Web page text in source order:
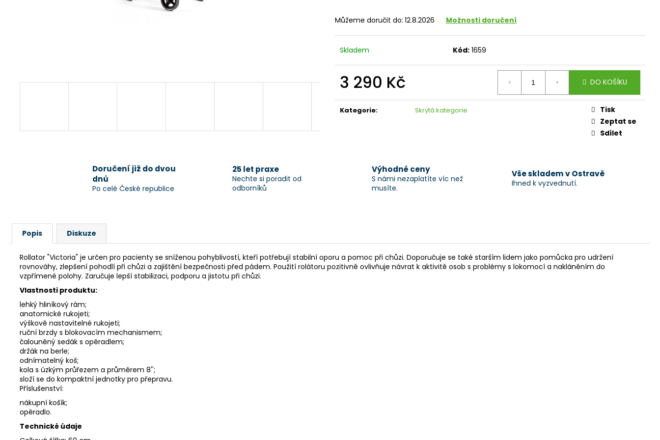
Můžeme doručit do: 12.8.2026 Možnosti doručení
Skladem Kód: 1659
3 290 Kč
cena:
DO KOŠÍKU
Kategorie: Skrytá kategorie
Tisk
Zeptat se
Sdílet
Doručení již do dvou
dnů
Po celé České republice
25 let praxe
Nechte si poradit od
odborníků
Výhodné ceny
S námi nezaplatíte víc než
musíte.
Vše skladem v Ostravě
Ihned k vyzvednutí.
Popis Diskuze
Rollator "Victoria" je určen pro pacienty se sníženou pohyblivostí, kteří potřebují stabilní oporu a pomoc při chůzi. Doporučuje se také starším lidem jako pomůcka pro udržení
rovnováhy, zlepšení pohodlí při chůzi a zajištění bezpečnosti před pádem. Použití rolátoru pozitivně ovlivňuje návrat k aktivitě osob s problémy s lokomocí a nakláněním do
vzpřímené polohy. Zaručuje lepší stabilizaci, podporu a jistotu při chůzi.
Vlastnosti produktu:
lehký hliníkový rám;
anatomické rukojeti;
výškově nastavitelné rukojeti;
ruční brzdy s blokovacím mechanismem;
čalouněný sedák s opěradlem;
držák na berle;
odnímatelný koš;
kola s úzkým průřezem a průměrem 8'';
složí se do kompaktní jednotky pro přepravu.
Příslušenství:
nákupní košík;
opěradlo.
Technické údaje